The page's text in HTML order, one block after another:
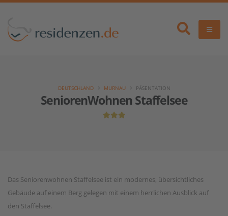
SeniorenWohnen Staffelsee
DEUTSCHLAND MURNAU PÄSENTATION
Das Seniorenwohnen Staffelsee ist ein modernes, übersichtliches
Gebäude auf einem Berg gelegen mit einem herrlichen Ausblick auf
den Staffelsee.